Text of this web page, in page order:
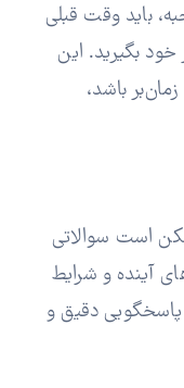
باید وقت قبلی
بگیرید. این
باشد،
است سوالاتی
آینده و شرایط
پاسخگویی دقیق و